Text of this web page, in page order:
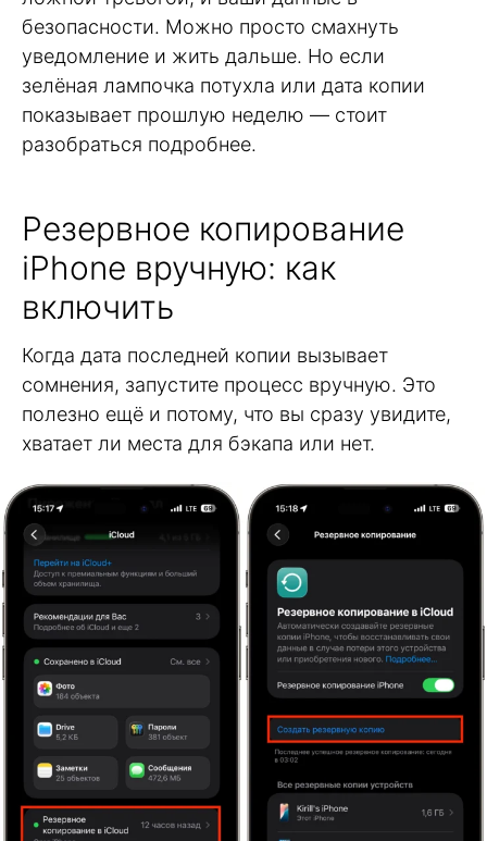
безопасности. Можно просто смахнуть
уведомление и жить дальше. Но если
зелёная лампочка потухла или дата копии
показывает прошлую неделю — стоит
разобраться подробнее.
Резервное копирование
iPhone вручную: как
включить
Когда дата последней копии вызывает
сомнения, запустите процесс вручную. Это
полезно ещё и потому, что вы сразу увидите,
хватает ли места для бэкапа или нет.